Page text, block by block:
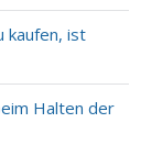
kaufen, ist
Halten der